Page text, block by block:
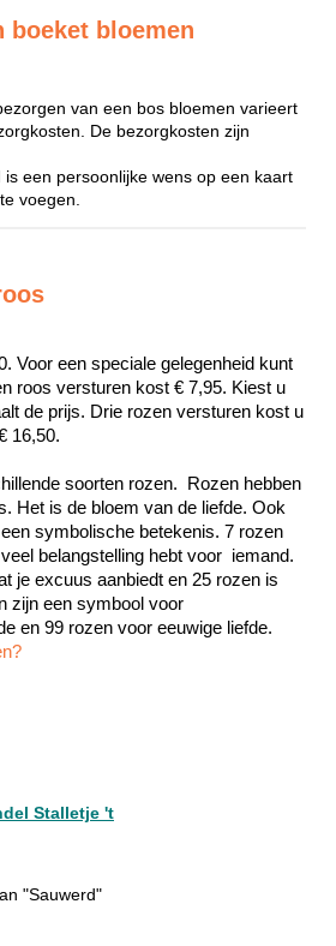
boeket bloemen
van een bos bloemen varieert
De bezorgkosten zijn
is een persoonlijke wens op een kaart
voegen.
Voor een speciale gelegenheid kunt
roos versturen kost € 7,95. Kiest u
de prijs. Drie rozen versturen kost u
16,50.
soorten rozen.  Rozen hebben
Het is de bloem van de liefde. Ook
symbolische betekenis. 7 rozen
belangstelling hebt voor  iemand.
je excuus aanbiedt en 25 rozen is
zijn een symbool voor
Stalletje 't
"Sauwerd"